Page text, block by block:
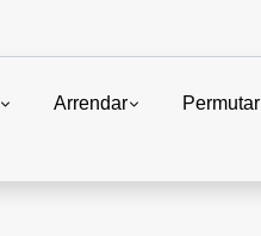
Arrendar Permutar